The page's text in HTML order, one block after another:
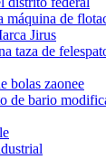
máquina de
Jirus
taza de
bolas zaonee
de bario